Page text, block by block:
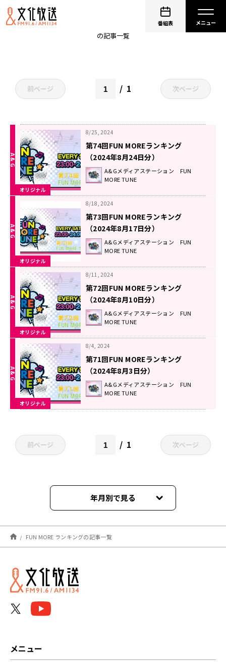
番組表
FUN MORE ランキング
の記事一覧
前ページ 1 次ページ
オリジナル
8/25, 2024
第74回FUN MOREランキング
（2024年8月24日分）
A&Gメディアステーション FUN
MORE TUNE
オリジナル
8/18, 2024
第73回FUN MOREランキング
（2024年8月17日分）
A&Gメディアステーション FUN
MORE TUNE
オリジナル
8/11, 2024
第72回FUN MOREランキング
（2024年8月10日分）
A&Gメディアステーション FUN
MORE TUNE
オリジナル
8/4, 2024
第71回FUN MOREランキング
（2024年8月3日分）
A&Gメディアステーション FUN
MORE TUNE
前ページ 1 次ページ
年月別で見る
2026年08月
2026年07月
2026年06月
FUN MORE ランキングの記事一覧
メニュー